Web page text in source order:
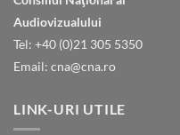
Audiovizualului
Tel: +40 (0)21 305 5350
Email: cna@cna.ro
LINK-URI UTILE